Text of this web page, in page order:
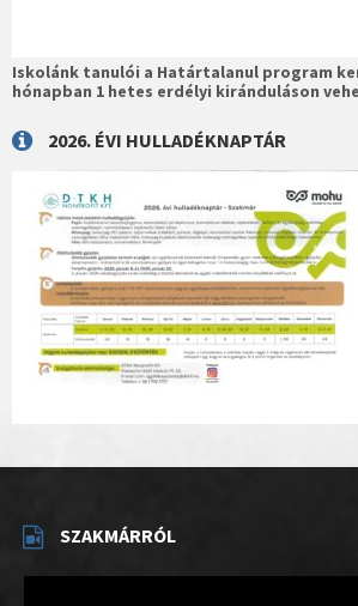
Iskolánk tanulói a Határtalanul program
hónapban 1 hetes erdélyi kiránduláson
2026. ÉVI HULLADÉKNAPTÁR
SZAKMÁRRÓL